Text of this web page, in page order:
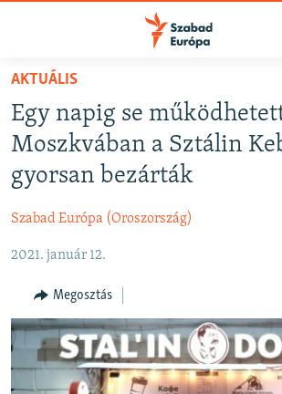
Akadálymentes
Ugrás
fő
oldalra
tartalomjegyzékre
AKTUÁLIS
PODCASTOK
ELEMZŐ
NER15
SZABADON
TÁRSADALOM
DEMOKRÁCIA
AKTUÁLIS
Egy napig se
Moszkvában a Sztálin
gyorsan bezárták
Szabad Európa (Oroszország)
2021. január 12.
Megosztás
FELIRATKOZÁS
Spotify